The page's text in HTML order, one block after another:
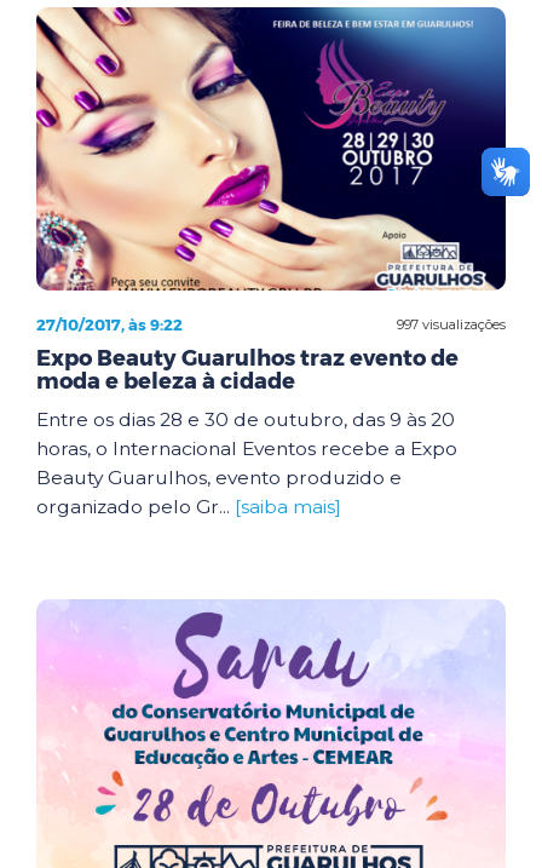
997 visualizações
27/10/2017, às 9:22
Expo Beauty Guarulhos traz evento de
moda e beleza à cidade
Entre os dias 28 e 30 de outubro, das 9 às 20
horas, o Internacional Eventos recebe a Expo
Beauty Guarulhos, evento produzido e
organizado pelo Gr... [saiba mais]